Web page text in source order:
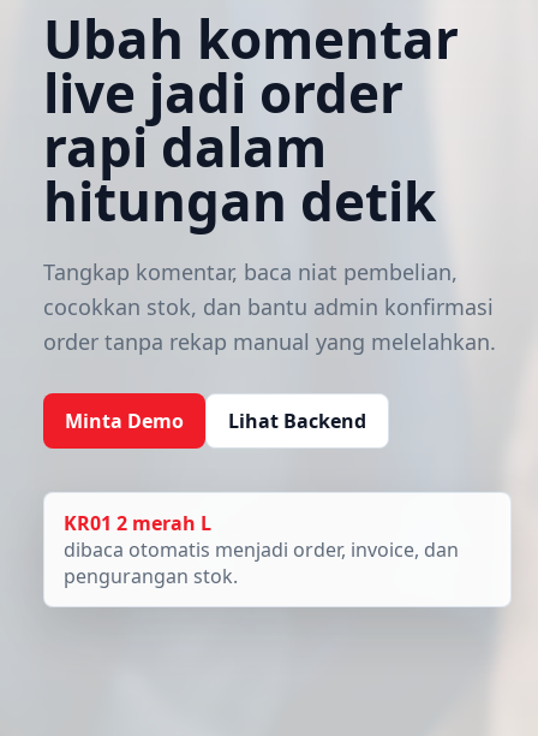
Ubah komentar
live jadi order
rapi dalam
hitungan detik
Tangkap komentar, baca niat pembelian,
cocokkan stok, dan bantu admin konfirmasi
order tanpa rekap manual yang melelahkan.
Minta Demo Lihat Backend
KR01 2 merah L
dibaca otomatis menjadi order, invoice, dan
pengurangan stok.